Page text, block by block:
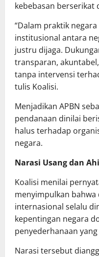
kebebasan berserikat
“Dalam praktik
institusional antara
justru dijaga.
transparan,
tanpa intervensi
tulis Koalisi.
Menjadikan APBN
pendanaan dinilai
halus terhadap
negara.
Narasi Usang dan
Koalisi menilai
menyimpulkan
internasional selalu
kepentingan negara
penyederhanaan
Narasi tersebut